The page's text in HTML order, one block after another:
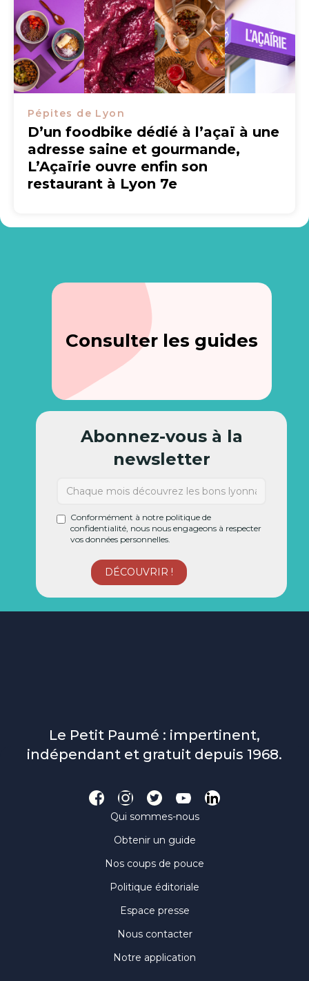
Pépites de Lyon
D’un foodbike dédié à l’açaï à une
adresse saine et gourmande,
L’Açaïrie ouvre enfin son
restaurant à Lyon 7e
Consulter les guides
Abonnez-vous à la
newsletter
Conformément à notre politique de
confidentialité, nous nous engageons à respecter
vos données personnelles.
Le Petit Paumé : impertinent,
indépendant et gratuit depuis 1968.
Qui sommes-nous
Obtenir un guide
Nos coups de pouce
Politique éditoriale
Espace presse
Nous contacter
Notre application